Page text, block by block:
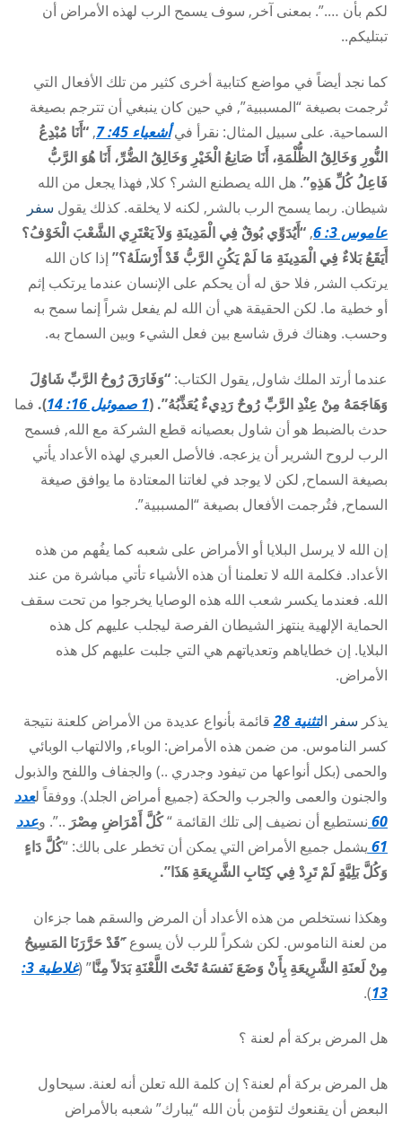
لكم بأن ….”. بمعنى آخر, سوف يسمح الرب لهذه الأمراض أن
تبتليكم..
كما نجد أيضاً في مواضع كتابية أخرى كثير من تلك الأفعال التي
تُرجمت بصيغة “المسببية”, في حين كان ينبغي أن تترجم بصيغة
السماحية. على سبيل المثال: نقرأ فيأشعياء 45: 7 , “أَنَا مُبْدِعُ
النُّورِ وَخَالِقُ الظُّلْمَةِ، أَنَا صَانِعُ الْخَيْرِ وَخَالِقُ الضُّرِّ، أَنَا هُوَ الرَّبُّ
فَاعِلُ كُلِّ هَذِهِ”. هل الله يصطنع الشر؟ كلا, فهذا يجعل من الله
شيطان. ربما يسمح الرب بالشر, لكنه لا يخلقه. كذلك يقول سفر
عاموس 3: 6
, “أَيُدَوِّي بُوقٌ فِي الْمَدِينَةِ وَلاَ يَعْتَرِي الشَّعْبَ الْخَوْفُ؟
أَيَقَعُ بَلاءٌ فِي الْمَدِينَةِ مَا لَمْ يَكُنِ الرَّبُّ قَدْ أَرْسَلَهُ؟” إذا كان الله
يرتكب الشر, فلا حق له أن يحكم على الإنسان عندما يرتكب إثم
أو خطية ما. لكن الحقيقة هي أن الله لم يفعل شراً إنما سمح به
وحسب. وهناك فرق شاسع بين فعل الشيء وبين السماح به.
عندما أرتد الملك شاول, يقول الكتاب: “وَفَارَقَ رُوحُ الرَّبِّ شَاوُلَ
وَهَاجَمَهُ مِنْ عِنْدِ الرَّبِّ رُوحٌ رَدِيءٌ يُعَذِّبُهُ”. (1 صموئيل 16: 14 ). فما
حدث بالضبط هو أن شاول بعصيانه قطع الشركة مع الله, فسمح
الرب لروح الشرير أن يزعجه. فالأصل العبري لهذه الأعداد يأتي
بصيغة السماح, لكن لا يوجد في لغاتنا المعتادة ما يوافق صيغة
السماح, فتُرجمت الأفعال بصيغة “المسببية”.
إن الله لا يرسل البلايا أو الأمراض على شعبه كما يفُهم من هذه
الأعداد. فكلمة الله لا تعلمنا أن هذه الأشياء تأتي مباشرة من عند
الله. فعندما يكسر شعب الله هذه الوصايا يخرجوا من تحت سقف
الحماية الإلهية ينتهز الشيطان الفرصة ليجلب عليهم كل هذه
البلايا. إن خطاياهم وتعدياتهم هي التي جلبت عليهم كل هذه
الأمراض.
يذكر سفر التثنية 28
قائمة بأنواع عديدة من الأمراض كلعنة نتيجة
كسر الناموس. من ضمن هذه الأمراض: الوباء, والالتهاب الوبائي
والحمى (بكل أنواعها من تيفود وجدري ..) والجفاف واللفح والذبول
والجنون والعمى والجرب والحكة (جميع أمراض الجلد). ووفقاً لعدد
60 نستطيع أن نضيف إلى تلك القائمة “كُلَّ أَمْرَاضِ مِصْرَ ..”. وعدد
61 يشمل جميع الأمراض التي يمكن أن تخطر على بالك: “كُلَّ دَاءٍ
وَكُلَّ بَلِيَّةٍ لَمْ تَرِدْ فِي كِتَابِ الشَّرِيعَةِ هَذَا”.
وهكذا نستخلص من هذه الأعداد أن المرض والسقم هما جزءان
من لعنة الناموس. لكن شكراً للرب لأن يسوع “َقَدْ حَرَّرَنَا المَسِيحُ
مِنْ لَعنَةِ الشَّرِيعَةِ بِأَنْ وَضَعَ نَفسَهُ تَحْتَ اللَّعْنَةِ بَدَلاً مِنَّا” (
غلاطية 3:
13
).
هل المرض بركة أم لعنة ؟
هل المرض بركة أم لعنة؟ إن كلمة الله تعلن أنه لعنة. سيحاول
البعض أن يقنعوك لتؤمن بأن الله “يبارك” شعبه بالأمراض